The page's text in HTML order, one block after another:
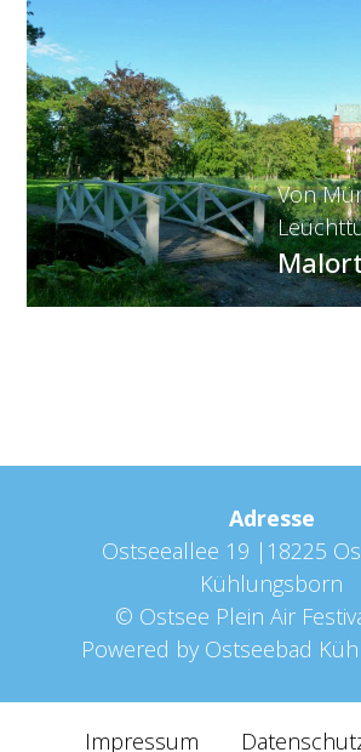
Von
Adresse
Ostseeallee 19 |18225
Kühlungsborn
© Ostsee Plein Air
Powered by Ostseebad
Impressum